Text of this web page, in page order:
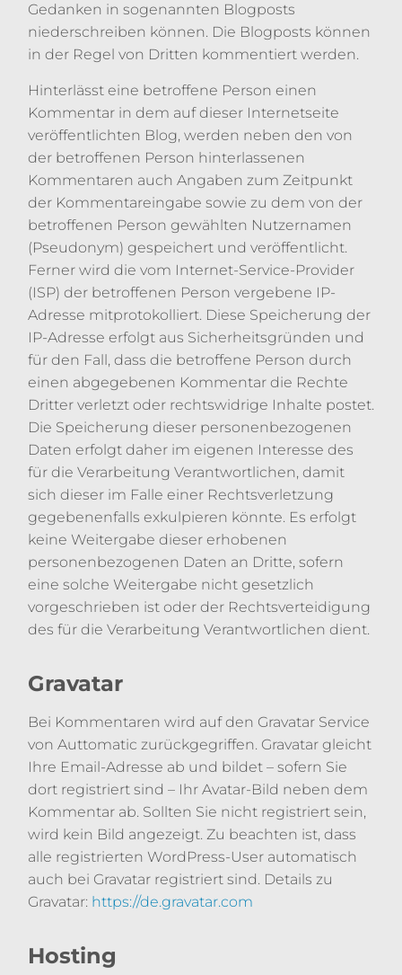
Gedanken in sogenannten Blogposts
niederschreiben können. Die Blogposts können
in der Regel von Dritten kommentiert werden.
Hinterlässt eine betroffene Person einen
Kommentar in dem auf dieser Internetseite
veröffentlichten Blog, werden neben den von
der betroffenen Person hinterlassenen
Kommentaren auch Angaben zum Zeitpunkt
der Kommentareingabe sowie zu dem von der
betroffenen Person gewählten Nutzernamen
(Pseudonym) gespeichert und veröffentlicht.
Ferner wird die vom Internet-Service-Provider
(ISP) der betroffenen Person vergebene IP-
Adresse mitprotokolliert. Diese Speicherung der
IP-Adresse erfolgt aus Sicherheitsgründen und
für den Fall, dass die betroffene Person durch
einen abgegebenen Kommentar die Rechte
Dritter verletzt oder rechtswidrige Inhalte postet.
Die Speicherung dieser personenbezogenen
Daten erfolgt daher im eigenen Interesse des
für die Verarbeitung Verantwortlichen, damit
sich dieser im Falle einer Rechtsverletzung
gegebenenfalls exkulpieren könnte. Es erfolgt
keine Weitergabe dieser erhobenen
personenbezogenen Daten an Dritte, sofern
eine solche Weitergabe nicht gesetzlich
vorgeschrieben ist oder der Rechtsverteidigung
des für die Verarbeitung Verantwortlichen dient.
Gravatar
Bei Kommentaren wird auf den Gravatar Service
von Auttomatic zurückgegriffen. Gravatar gleicht
Ihre Email-Adresse ab und bildet – sofern Sie
dort registriert sind – Ihr Avatar-Bild neben dem
Kommentar ab. Sollten Sie nicht registriert sein,
wird kein Bild angezeigt. Zu beachten ist, dass
alle registrierten WordPress-User automatisch
auch bei Gravatar registriert sind. Details zu
Gravatar: https://de.gravatar.com
Hosting